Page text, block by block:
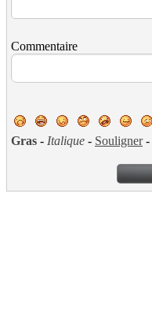
Commentaire
Gras - Italique - Souligner-